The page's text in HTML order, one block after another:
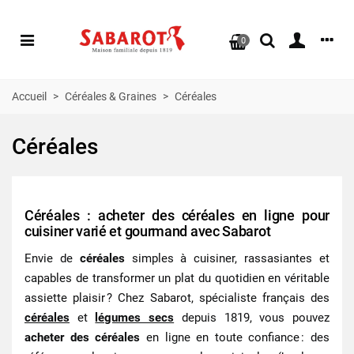
0
Accueil > Céréales & Graines > Céréales
Céréales
Céréales : acheter des céréales en ligne pour
cuisiner varié et gourmand avec Sabarot
Envie de céréalessimples à cuisiner, rassasiantes et
capables de transformer un plat du quotidien en véritable
assiette plaisir ? Chez Sabarot, spécialiste français des
céréales et légumes secs depuis 1819, vous pouvez
acheter des céréales en ligne en toute confiance : des